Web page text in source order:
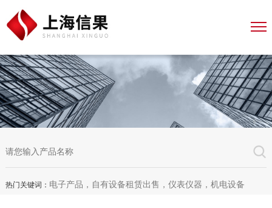
热门关键词： 电子产品，自有设备租赁出售，仪表仪器，机电设备